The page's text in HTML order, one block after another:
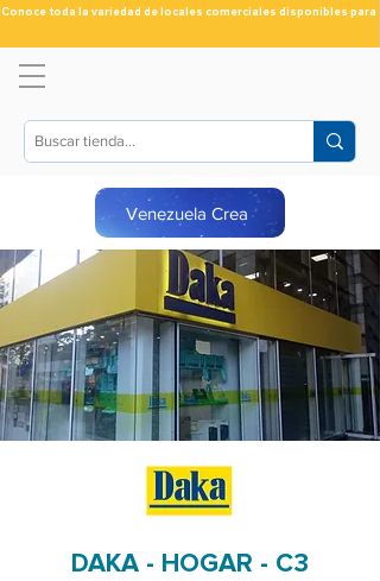
Conoce toda la variedad de locales comerciales disponibles para ti
Venezuela Crea
DAKA - HOGAR - C3